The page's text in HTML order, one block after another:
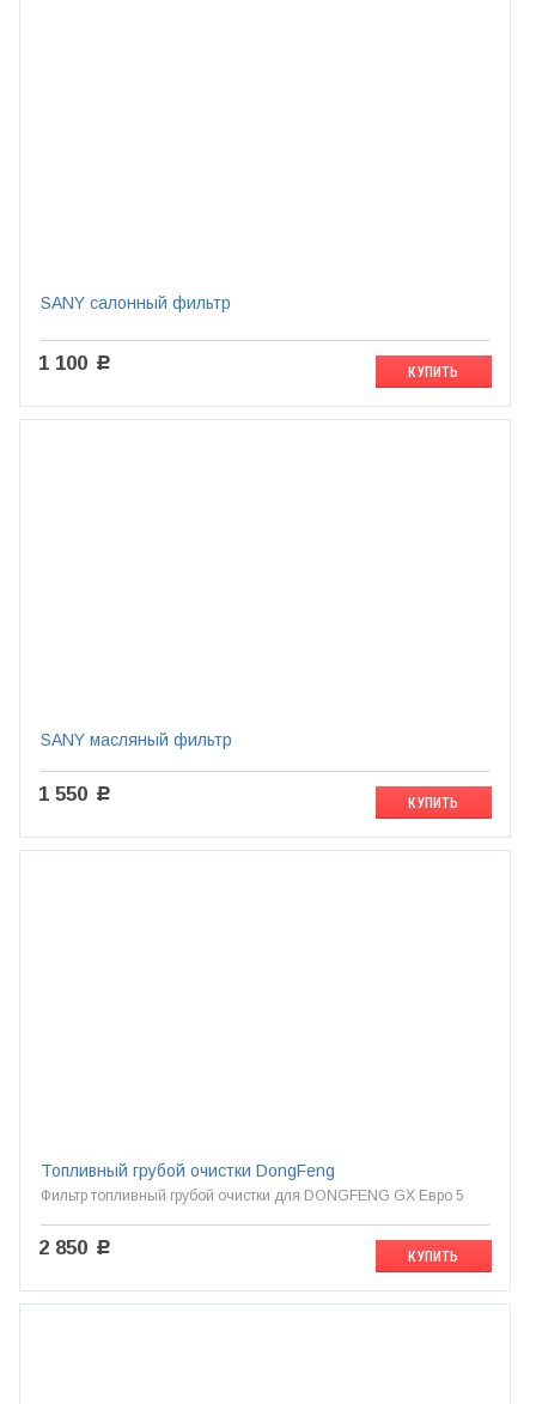
SANY салонный фильтр
1 100 c
КУПИТЬ
SANY масляный фильтр
1 550 c
КУПИТЬ
Топливный грубой очистки DongFeng
Фильтр топливный грубой очистки для DONGFENG GX Евро 5
2 850 c
КУПИТЬ